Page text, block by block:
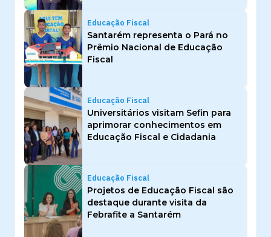
Educação Fiscal
Santarém representa o Pará no
Prêmio Nacional de Educação
Fiscal
Educação Fiscal
Universitários visitam Sefin para
aprimorar conhecimentos em
Educação Fiscal e Cidadania
Educação Fiscal
Projetos de Educação Fiscal são
destaque durante visita da
Febrafite a Santarém